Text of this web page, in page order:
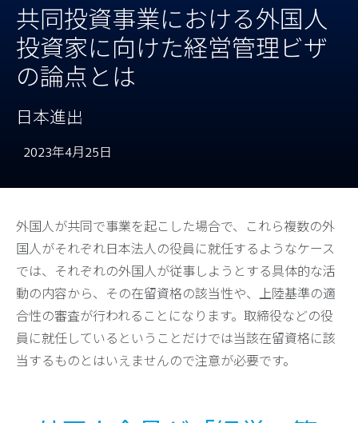
共同投資事業における外国人
投資家に向けた経営管理ビザ
の論点とは
日本進出
2023年4月25日
外国人が共同で事業を起こした場合で、これら複数の外
国人がそれぞれ日本法人の役員に就任するようなケース
では、それぞれの外国人が従事しようとする具体的な活
動の内容から、その在留資格の該当性や、上陸基準の適
合性の審査が行われることになります。取締役などの役
員に就任しているということだけでは当該在留資格に該
当するものとはいえませんので注意が必要です。